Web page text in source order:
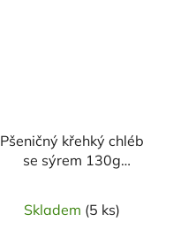
Pšeničný křehký chléb
se sýrem 130g
Skladem (5 ks)